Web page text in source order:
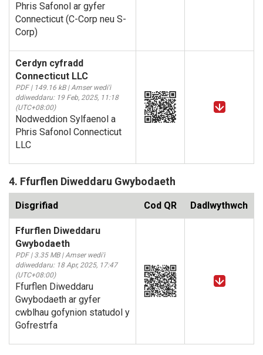
Phris Safonol ar gyfer
Connecticut (C-Corp neu S-
Corp)
Cerdyn cyfradd
Connecticut LLC
PDF | 149.16 kB | Amser wedi'i
ddiweddaru: 19 Feb, 2025, 11:18
(UTC+08:00)
Nodweddion Sylfaenol a
Phris Safonol Connecticut
LLC
4. Ffurflen Diweddaru Gwybodaeth
Disgrifiad Cod QR Dadlwythwch
Ffurflen Diweddaru
Gwybodaeth
PDF | 3.35 MB | Amser wedi'i
ddiweddaru: 18 Apr, 2025, 17:47
(UTC+08:00)
Ffurflen Diweddaru
Gwybodaeth ar gyfer
cwblhau gofynion statudol y
Gofrestrfa